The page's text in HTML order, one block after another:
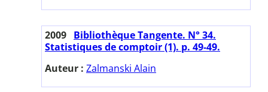
2009 Bibliothèque Tangente. N° 34.
Statistiques de comptoir (1). p. 49-49.
Auteur : Zalmanski Alain